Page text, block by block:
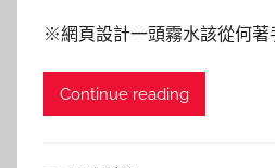
※網頁設計一頭霧水該從何著
Continue reading